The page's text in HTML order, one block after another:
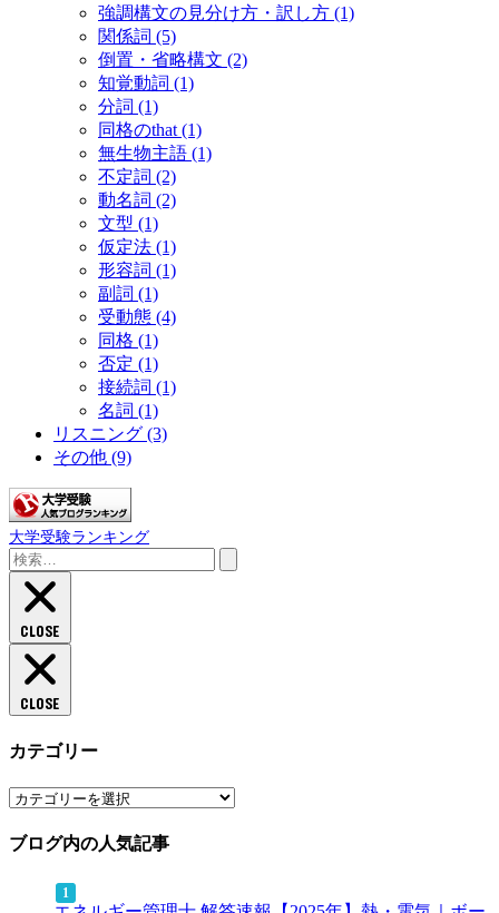
強調構文の見分け方・訳し方 (1)
関係詞 (5)
倒置・省略構文 (2)
知覚動詞 (1)
分詞 (1)
同格のthat (1)
無生物主語 (1)
不定詞 (2)
動名詞 (2)
文型 (1)
仮定法 (1)
形容詞 (1)
副詞 (1)
受動態 (4)
同格 (1)
否定 (1)
接続詞 (1)
名詞 (1)
リスニング (3)
その他 (9)
大学受験ランキング
検
索:
CLOSE
CLOSE
カテゴリー
カ
ゴ
ブログ内の人気記事